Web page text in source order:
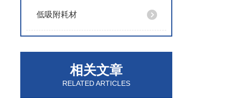
低吸附耗材
相关文章
RELATED ARTICLES